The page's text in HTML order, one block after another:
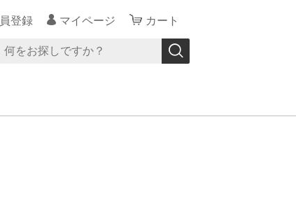
登録 マイページ カート